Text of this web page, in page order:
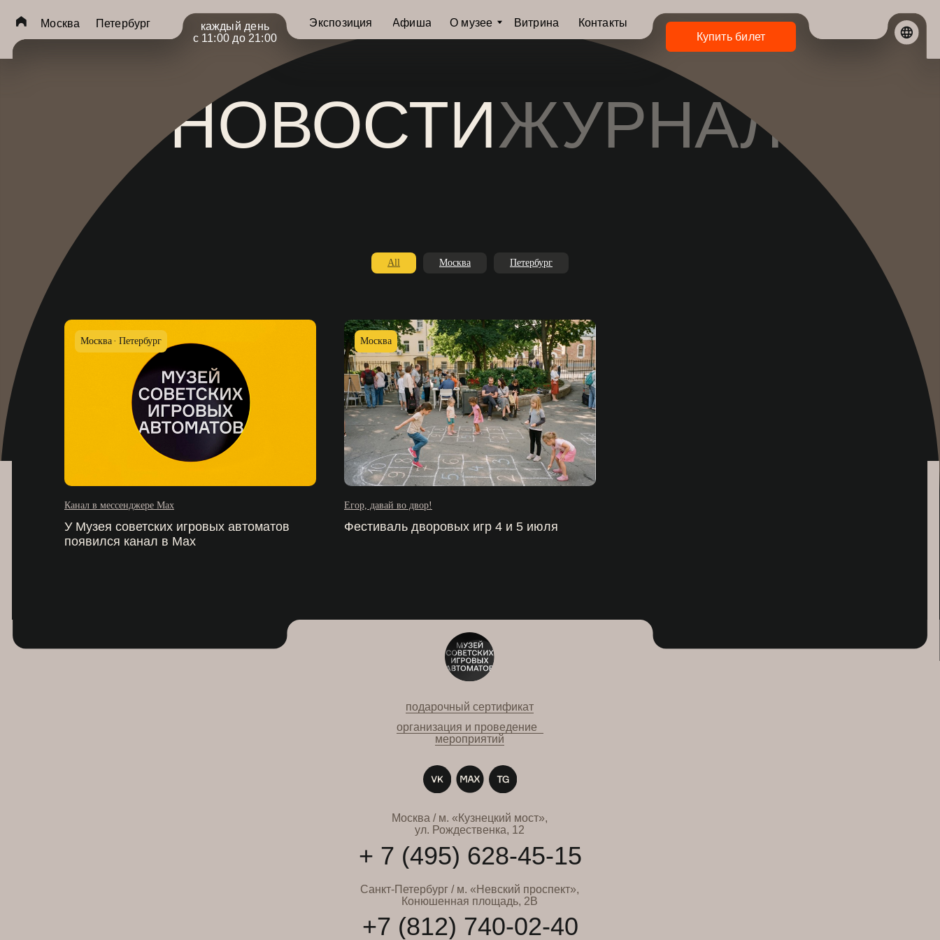
Контакты
Витрина
О музее
Афиша
Экспозиция
Купить билет
каждый день
с 11:00 до 21:00
Петербург
Москва
НОВОСТИЖУРНАЛ
All Москва Петербург
Москва Петербург
Канал в мессенджере Max
У Музея советских игровых автоматов
появился канал в Max
Москва
Егор, давай во двор!
Фестиваль дворовых игр 4 и 5 июля
подарочный сертификат
организация и проведение
мероприятий
+7 (812) 740-02-40
Санкт-Петербург / м. «Невский проспект»,
+ 7 (495) 628-45-15
Москва / м. «Кузнецкий мост»,
ул. Рождественка, 12
0rub@15kop.ru
Политика обработки персональных данных